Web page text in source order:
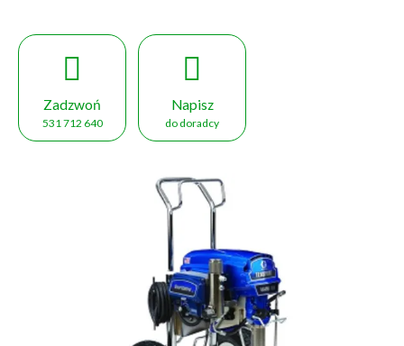
Zadzwoń
531 712 640
Napisz
do doradcy